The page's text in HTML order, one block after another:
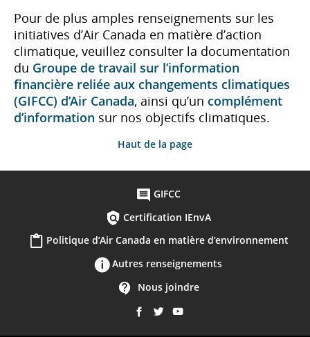
Pour de plus amples renseignements sur les
initiatives d’Air Canada en matière d’action
climatique, veuillez consulter la documentation
du Groupe de travail sur l’information
financière reliée aux changements climatiques
(GIFCC) d’Air Canada, ainsi qu’un complément
d’information sur nos objectifs climatiques.
Haut de la page
GIFCC
Certification IEnvA
Politique d’Air Canada en matière d’environnement
Autres renseignements
Nous joindre